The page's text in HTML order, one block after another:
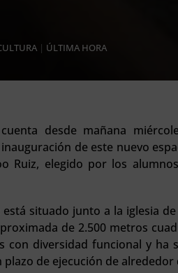
| ÚLTIMA HORA
cuenta desde mañana
de este nuevo
Ruiz, elegido por los
situado junto a la iglesia
de 2.500 metros
con diversidad funcional y ha
plazo de ejecución de alrededor